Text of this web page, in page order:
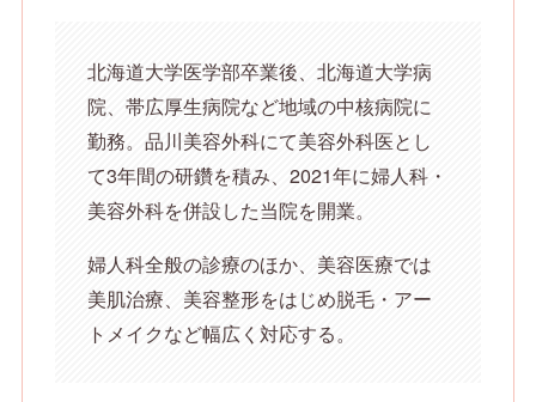
北海道大学医学部卒業後、北海道大学病
院、帯広厚生病院など地域の中核病院に
勤務。品川美容外科にて美容外科医とし
て3年間の研鑽を積み、2021年に婦人科・
美容外科を併設した当院を開業。
婦人科全般の診療のほか、美容医療では
美肌治療、美容整形をはじめ脱毛・アー
トメイクなど幅広く対応する。